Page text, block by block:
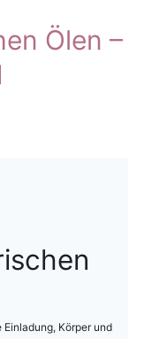
Ölen –
Körper und